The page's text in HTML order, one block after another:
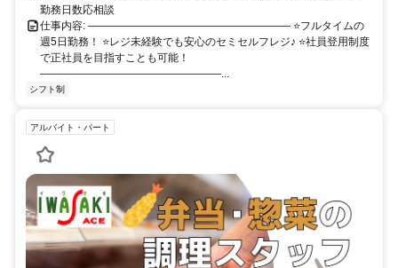
勤務日数応相談
仕事内容: ――――――――――――――――――― ⭐フルタイムの
週5日勤務！ ⭐レジ未経験でも安心のセミセルフレジ♪ ⭐社員登用制度
で正社員を目指すことも可能！
―――――――――――――――――...
シフト制
アルバイト・パート